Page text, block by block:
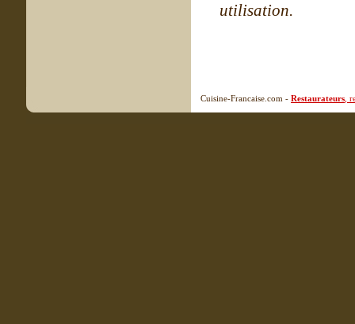
utilisation.
Cuisine-Francaise.com - Restaurateurs ,